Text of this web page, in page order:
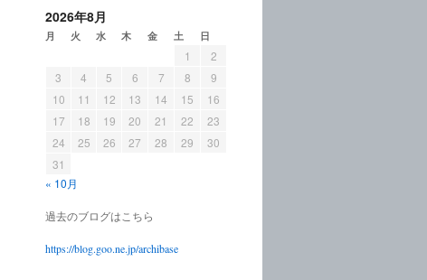
2026年8月
月 火 水 木 金 土 日
« 10月
1
2
3
4 5 6 7 8
9
10
11 12 13 14 15
16
17
18 19 20 21 22
23
24
25 26 27 28 29
30
31
過去のブログはこちら
https://blog.goo.ne.jp/archibase